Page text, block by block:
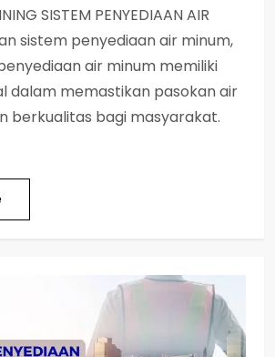
SISTEM PENYEDIAAN AIR
sistem penyediaan air minum,
air minum memiliki
dalam memastikan pasokan air
berkualitas bagi masyarakat.